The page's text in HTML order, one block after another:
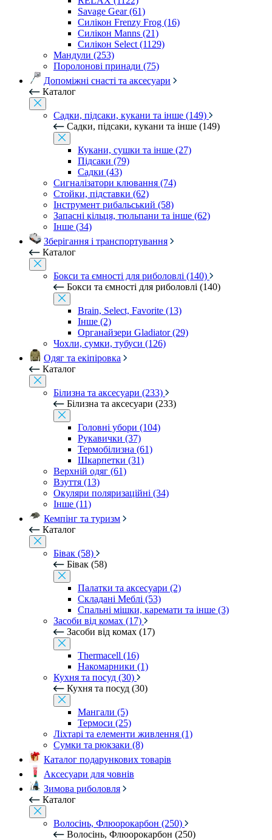
Savage Gear (61)
Силікон Frenzy Frog (16)
Силікон Manns (21)
Силікон Select (1129)
Мандули (253)
Поролонові принади (75)
Допоміжні снасті та аксесуари
Каталог
Садки, підсаки, кукани та інше (149)
Садки, підсаки, кукани та інше (149)
Кукани, сушки та інше (27)
Підсаки (79)
Садки (43)
Сигналізатори клювання (74)
Стойки, підставки (62)
Інструмент рибальський (58)
Запасні кільця, тюльпани та інше (62)
Інше (34)
Зберігання і транспортування
Каталог
Бокси та ємності для риболовлі (140)
Бокси та ємності для риболовлі (140)
Brain, Select, Favorite (13)
Інше (2)
Органайзери Gladiator (29)
Чохли, сумки, тубуси (126)
Одяг та екіпіровка
Каталог
Білизна та аксесуари (233)
Білизна та аксесуари (233)
Головні убори (104)
Рукавички (37)
Термобілизна (61)
Шкарпетки (31)
Верхній одяг (61)
Взуття (13)
Окуляри поляризаційні (34)
Інше (11)
Кемпінг та туризм
Каталог
Бівак (58)
Бівак (58)
Палатки та аксесуари (2)
Складані Меблі (53)
Спальні мішки, каремати та інше (3)
Засоби від комах (17)
Засоби від комах (17)
Thermacell (16)
Накомарники (1)
Кухня та посуд (30)
Кухня та посуд (30)
Мангали (5)
Термоси (25)
Ліхтарі та елементи живлення (1)
Сумки та рюкзаки (8)
Каталог подарункових товарів
Аксесуари для човнів
Зимова риболовля
Каталог
Волосінь, Флюорокарбон (250)
Волосінь, Флюорокарбон (250)